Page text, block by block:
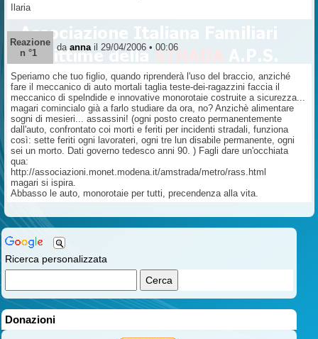
Ricerca personalizzata
Donazioni
Ilaria
Reazione
n °1
daanna il 29/04/2006 • 00:06
Speriamo che tuo figlio, quando riprenderà l'uso del braccio, anziché
fare il meccanico di auto mortali taglia teste-dei-ragazzini faccia il
meccanico di spelndide e innovative monorotaie costruite a sicurezza...
magari comincialo già a farlo studiare da ora, no? Anzichè alimentare
sogni di mesieri... assassini! (ogni posto creato permanentemente
dall'auto, confrontato coi morti e feriti per incidenti stradali, funziona
così: sette feriti ogni lavorateri, ogni tre lun disabile permanente, ogni
sei un morto. Dati governo tedesco anni 90. ) Fagli dare un'occhiata
qua:
http://associazioni.monet.modena.it/amstrada/metro/rass.html
magari si ispira.
Abbasso le auto, monorotaie per tutti, precendenza alla vita.